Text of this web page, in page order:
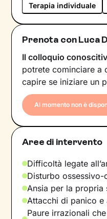
Terapia individuale
Prenota con Luca
Il colloquio
potrete cominciare a
capire se iniziare un
Al momento non è
Aree di intervento
Difficoltà legate
Disturbo ossessivo-
Ansia per la propria
Attacchi di panico e
Paure irrazionali